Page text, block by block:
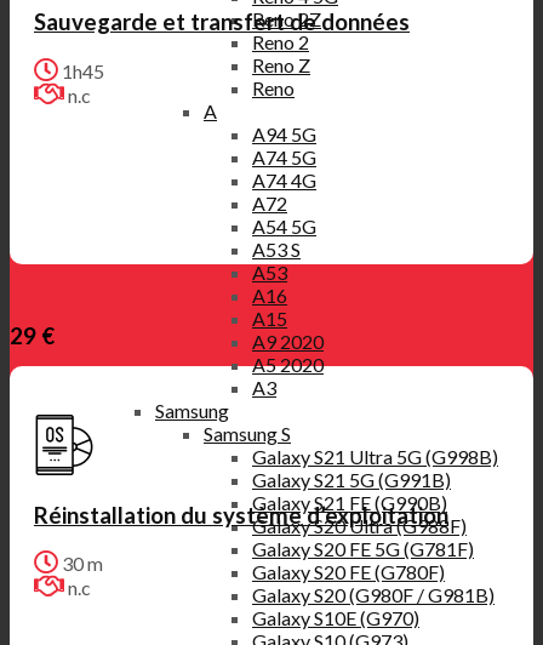
Reno 2Z
Reno 2
Reno Z
Reno
A
A94 5G
A74 5G
A74 4G
A72
A54 5G
A53 S
A53
A16
A15
A9 2020
A5 2020
A3
Samsung
Samsung S
Galaxy S21 Ultra 5G (G998B)
Galaxy S21 5G (G991B)
Galaxy S21 FE (G990B)
Galaxy S20 Ultra (G988F)
Galaxy S20 FE 5G (G781F)
Galaxy S20 FE (G780F)
Galaxy S20 (G980F / G981B)
Galaxy S10E (G970)
Sauvegarde et transfert de données
1h45
n.c
29 €
Réinstallation du système d’exploitation
30 m
n.c